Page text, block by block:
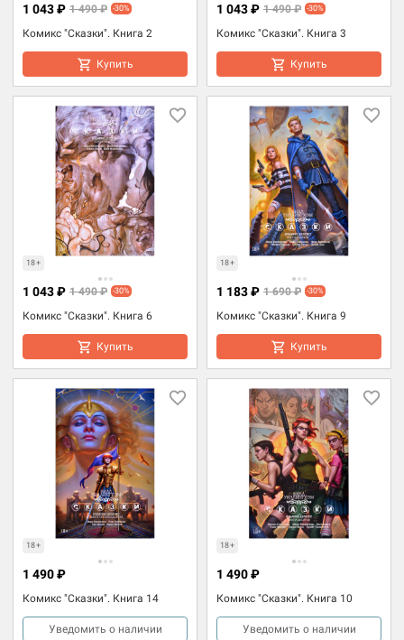
Комикс "Сказки". Книга 2
1 043 ₽ 1 490 ₽ -30%
Купить
Комикс "Сказки". Книга 3
1 043 ₽ 1 490 ₽ -30%
Купить
18+
Комикс "Сказки". Книга 6
1 043 ₽ 1 490 ₽ -30%
Купить
18+
Комикс "Сказки". Книга 9
1 183 ₽ 1 690 ₽ -30%
Купить
18+
Комикс "Сказки". Книга 14
1 490 ₽
Уведомить о наличии
18+
Комикс "Сказки". Книга 10
1 490 ₽
Уведомить о наличии